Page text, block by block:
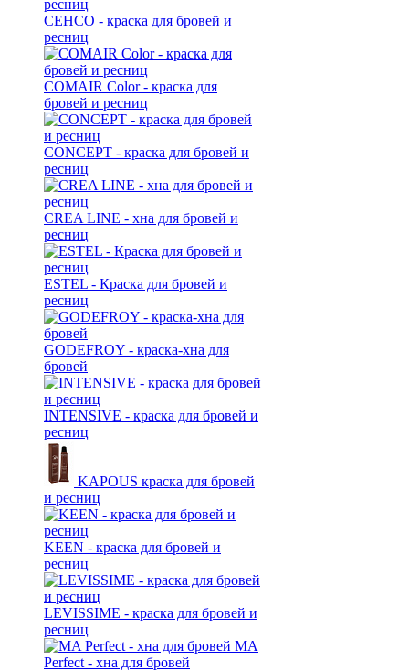
CEHCO - краска для бровей и
ресниц
COMAIR Color - краска для
бровей и ресниц
CONCEPT - краска для бровей и
ресниц
CREA LINE - хна для бровей и
ресниц
ESTEL - Краска для бровей и
ресниц
GODEFROY - краска-хна для
бровей
INTENSIVE - краска для бровей и
ресниц
KAPOUS краска для бровей
и ресниц
KEEN - краска для бровей и
ресниц
LEVISSIME - краска для бровей и
ресниц
MA
Perfect - хна для бровей